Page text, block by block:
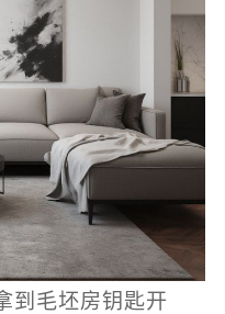
到毛坯房钥匙开